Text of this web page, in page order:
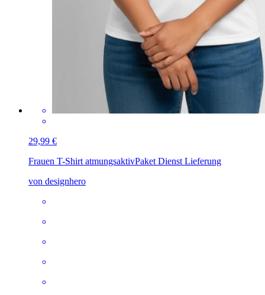
29,99 €
Frauen T-Shirt atmungsaktivPaket Dienst Lieferung
von designhero